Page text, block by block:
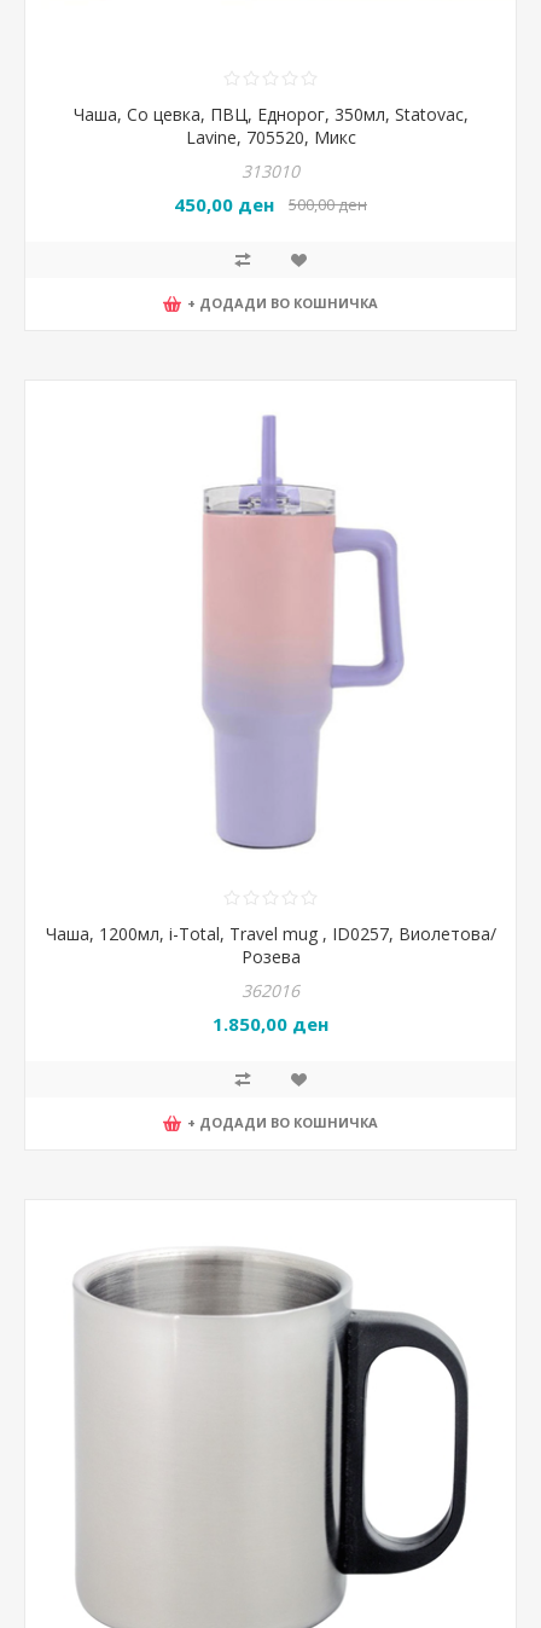
Чаша, Со цевка, ПВЦ, Еднорог, 350мл, Statovac,
Lavine, 705520, Микс
313010
450,00 ден 500,00 ден
+ ДОДАДИ ВО КОШНИЧКА
Чаша, 1200мл, i-Total, Travel mug , ID0257, Виолетова/
Розева
362016
1.850,00 ден
+ ДОДАДИ ВО КОШНИЧКА